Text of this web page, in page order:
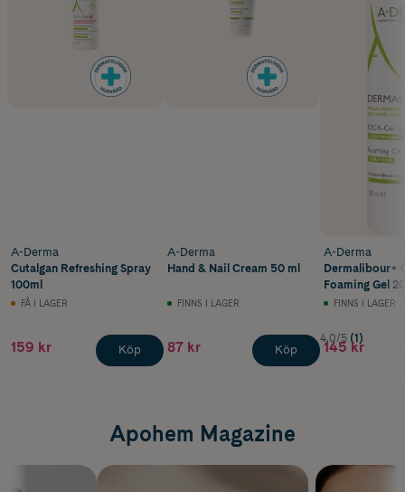
A-Derma
Cutalgan Refreshing Spray
100ml
FÅ I LAGER
159 kr Köp
A-Derma
Hand & Nail Cream 50 ml
FINNS I LAGER
87 kr Köp
A-Derma
Dermalibour+
Foaming Gel
FINNS I LAGER
4.0/5 (1)
145 kr
Apohem Magazine